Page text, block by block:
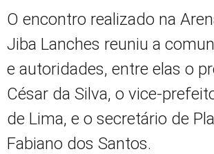
O encontro realizado na
Jiba Lanches reuniu a
e autoridades, entre elas o
César da Silva, o vice-
de Lima, e o secretário de
Fabiano dos Santos.